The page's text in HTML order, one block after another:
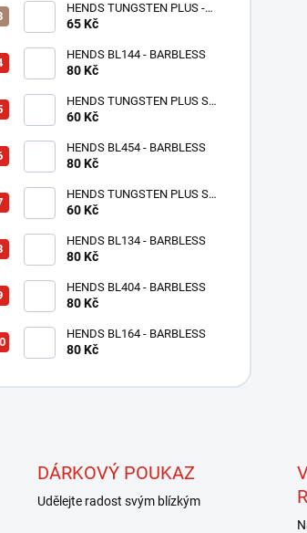
HENDS TUNGSTEN PLUS -
RŮŽOVÁ ANODIZOVANÁ
65 Kč
HENDS BL144 - BARBLESS
80 Kč
HENDS TUNGSTEN PLUS S
MALOU DRÁŽKOU -
60 Kč
HENDS BL454 - BARBLESS
80 Kč
HENDS TUNGSTEN PLUS S
MALOU DRÁŽKOU - MĚDĚNÝ
60 Kč
HENDS BL134 - BARBLESS
80 Kč
HENDS BL404 - BARBLESS
80 Kč
HENDS BL164 - BARBLESS
80 Kč
DÁRKOVÝ POUKAZ
Udělejte radost svým blízkým